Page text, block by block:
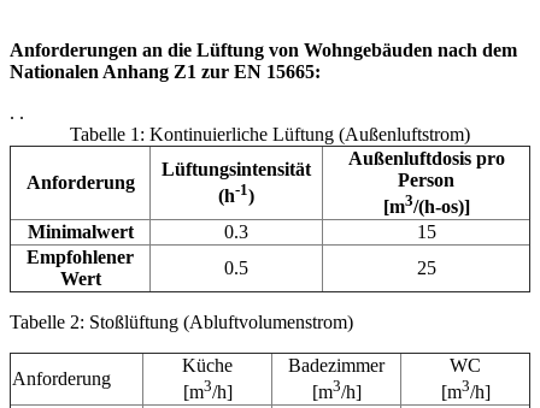
Anforderungen an die Lüftung von Wohngebäuden nach dem
Nationalen Anhang Z1 zur EN 15665:
. .
Tabelle 1: Kontinuierliche Lüftung (Außenluftstrom)
Anforderung
Lüftungsintensität
(h-1)
Außenluftdosis pro
Person
[m3/(h-os)]
Minimalwert
0.3
15
Empfohlener
Wert
0.5 25
Tabelle 2: Stoßlüftung (Abluftvolumenstrom)
Anforderung
Küche
[m3/h]
Badezimmer
[m3/h]
WC
[m3/h]